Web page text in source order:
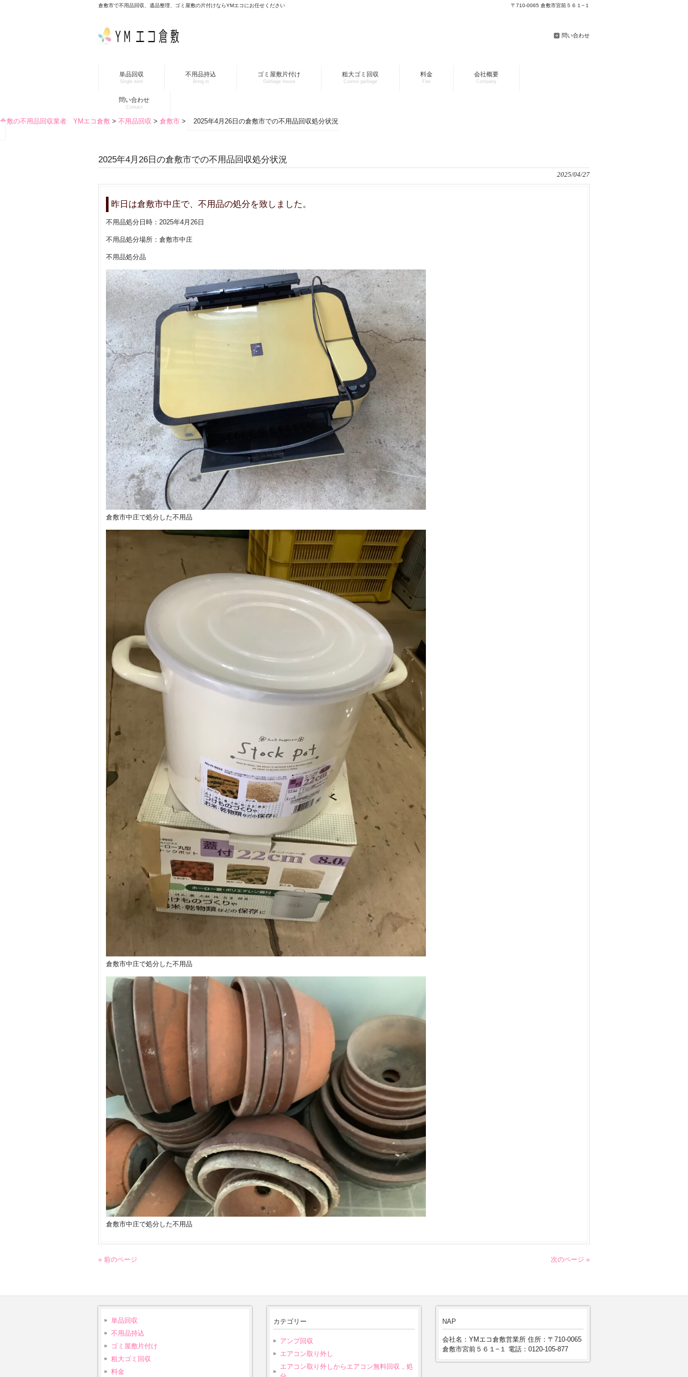
倉敷市で不用品回収、遺品整理、ゴミ屋敷の片付けならYMエコにお任せください 〒710-0065 倉敷市宮前５６１−１
問い合わせ
単品回収
Single item
不用品持込
Bring in
ゴミ屋敷片付け
Garbage house
粗大ゴミ回収
Coarse garbage
料金
Fee
会社概要
Company
問い合わせ
Contact
倉敷の不用品回収業者 YMエコ倉敷 > 不用品回収 > 倉敷市 > 2025年4月26日の倉敷市での不用品回収処分状況
2025年4月26日の倉敷市での不用品回収処分状況
2025/04/27
昨日は倉敷市中庄で、不用品の処分を致しました。
不用品処分日時：2025年4月26日
不用品処分場所：倉敷市中庄
不用品処分品
倉敷市中庄で処分した不用品
倉敷市中庄で処分した不用品
倉敷市中庄で処分した不用品
« 前のページ 次のページ »
単品回収
不用品持込
ゴミ屋敷片付け
粗大ゴミ回収
料金
カテゴリー
アンプ回収
エアコン取り外し
エアコン取り外しからエアコン無料回収，処
NAP
会社名：YMエコ倉敷営業所 住所：〒710-0065
倉敷市宮前５６１−１ 電話：0120-105-877